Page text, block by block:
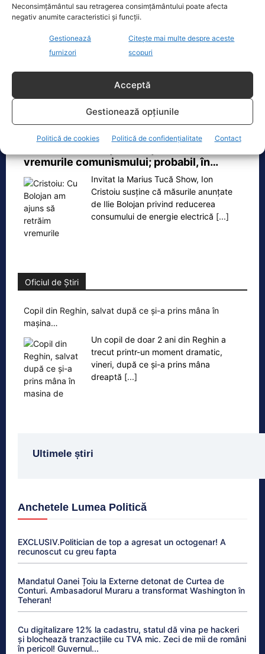
Neconsimțământul sau retragerea consimțământului poate afecta
negativ anumite caracteristici și funcții.
Gestionează
furnizori
Citește mai multe despre aceste
scopuri
Acceptă
Gestionează opțiunile
Politică de cookies Politică de confidențialitate Contact
Dronă doborâtă de un avion F‑16 în zona
O dronă a fost doborâtă vineri dimineață de un avion
F‑16 al Forțelor Aeriene Române, în zona Padina, în
județul[...]
vremurile comunismului; probabil, în…
Invitat la Marius Tucă Show, Ion
Cristoiu susține că măsurile anunțate
de Ilie Bolojan privind reducerea
consumului de energie electrică [...]
Oficiul de Știri
Copil din Reghin, salvat după ce și-a prins mâna în
mașina…
Un copil de doar 2 ani din Reghin a
trecut printr-un moment dramatic,
vineri, după ce și-a prins mâna
dreaptă [...]
Ultimele știri
Anchetele Lumea Politică
EXCLUSIV.Politician de top a agresat un octogenar! A
recunoscut cu greu fapta
Mandatul Oanei Țoiu la Externe detonat de Curtea de
Conturi. Ambasadorul Muraru a transformat Washington în
Teheran!
Cu digitalizare 12% la cadastru, statul dă vina pe hackeri
și blochează tranzacțiile cu TVA mic. Zeci de mii de români
în pericol! Guvernul...